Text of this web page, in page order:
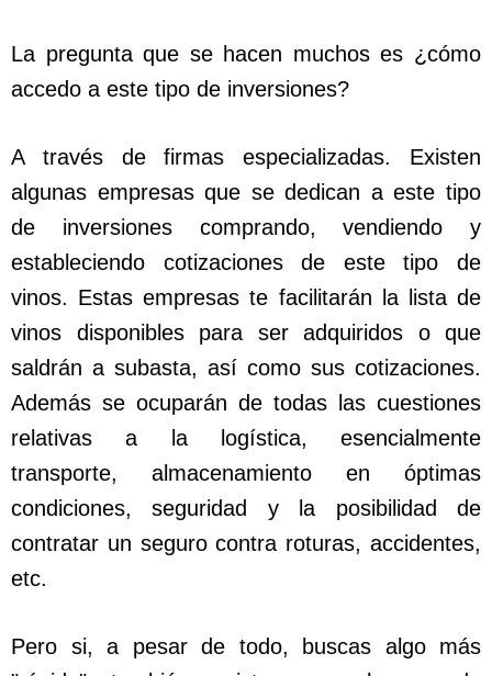
La pregunta que se hacen muchos es ¿cómo
accedo a este tipo de inversiones?
A través de firmas especializadas. Existen
algunas empresas que se dedican a este tipo
de inversiones comprando, vendiendo y
estableciendo cotizaciones de este tipo de
vinos. Estas empresas te facilitarán la lista de
vinos disponibles para ser adquiridos o que
saldrán a subasta, así como sus cotizaciones.
Además se ocuparán de todas las cuestiones
relativas a la logística, esencialmente
transporte, almacenamiento en óptimas
condiciones, seguridad y la posibilidad de
contratar un seguro contra roturas, accidentes,
etc.
Pero si, a pesar de todo, buscas algo más